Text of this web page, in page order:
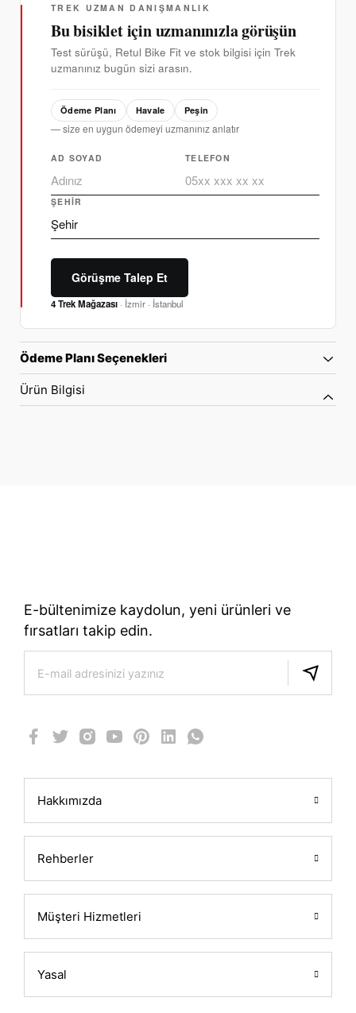
TREK UZMAN DANIŞMANLIK
Bu bisiklet için uzmanınızla görüşün
Test sürüşü, Retul Bike Fit ve stok bilgisi için Trek
uzmanınız bugün sizi arasın.
Ödeme Planı Havale Peşin
— size en uygun ödemeyi uzmanınız anlatır
AD SOYAD TELEFON
ŞEHIR
Görüşme Talep Et
4 Trek Mağazası · İzmir · İstanbul
Ödeme Planı Seçenekleri
Ürün Bilgisi
E-bültenimize kaydolun, yeni ürünleri ve
fırsatları takip edin.
Hakkımızda
Rehberler
Müşteri Hizmetleri
Yasal